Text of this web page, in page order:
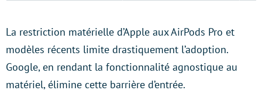
La restriction matérielle d’Apple aux AirPods Pro et
modèles récents limite drastiquement l’adoption.
Google, en rendant la fonctionnalité agnostique au
matériel, élimine cette barrière d’entrée.